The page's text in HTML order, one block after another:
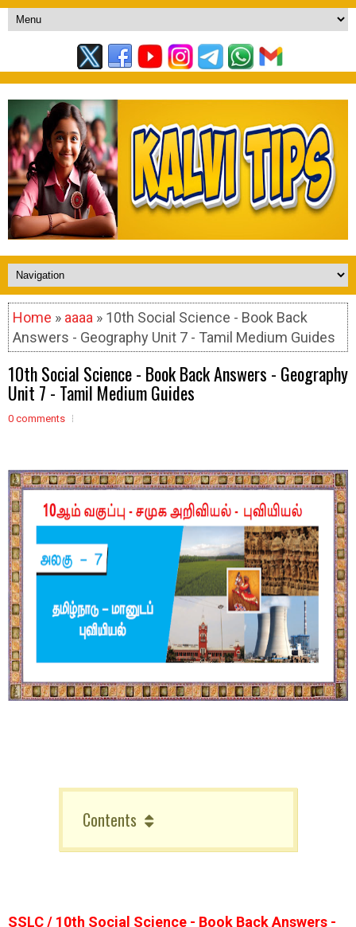
Home » aaaa » 10th Social Science - Book Back
Answers - Geography Unit 7 - Tamil Medium Guides
10th Social Science - Book Back Answers - Geography
Unit 7 - Tamil Medium Guides
0 comments
Contents
SSLC / 10th Social Science - Book Back Answers -